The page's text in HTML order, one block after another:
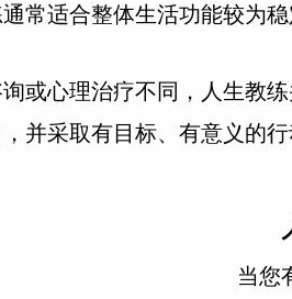
常适合整体生活功能较为
或心理治疗不同，人生教
并采取有目标、有意义的行
当您